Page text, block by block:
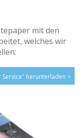
mit den
welches wir
herunterladen >